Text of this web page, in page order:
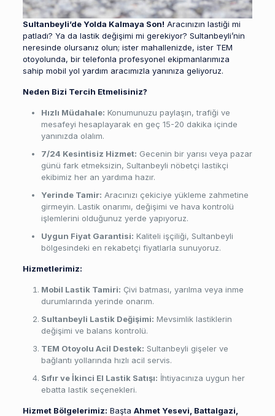
Sultanbeyli’de Yolda Kalmaya Son! Aracınızın lastiği mi
patladı? Ya da lastik değişimi mi gerekiyor? Sultanbeyli’nin
neresinde olursanız olun; ister mahallenizde, ister TEM
otoyolunda, bir telefonla profesyonel ekipmanlarımıza
sahip mobil yol yardım aracımızla yanınıza geliyoruz.
Neden Bizi Tercih Etmelisiniz?
Hızlı Müdahale: Konumunuzu paylaşın, trafiği ve
mesafeyi hesaplayarak en geç 15-20 dakika içinde
yanınızda olalım.
7/24 Kesintisiz Hizmet: Gecenin bir yarısı veya pazar
günü fark etmeksizin, Sultanbeyli nöbetçi lastikçi
ekibimiz her an yardıma hazır.
Yerinde Tamir: Aracınızı çekiciye yükleme zahmetine
girmeyin. Lastik onarımı, değişimi ve hava kontrolü
işlemlerini olduğunuz yerde yapıyoruz.
Uygun Fiyat Garantisi: Kaliteli işçiliği, Sultanbeyli
bölgesindeki en rekabetçi fiyatlarla sunuyoruz.
Hizmetlerimiz:
Mobil Lastik Tamiri: Çivi batması, yarılma veya inme
durumlarında yerinde onarım.
Sultanbeyli Lastik Değişimi: Mevsimlik lastiklerin
değişimi ve balans kontrolü.
TEM Otoyolu Acil Destek: Sultanbeyli gişeler ve
bağlantı yollarında hızlı acil servis.
Sıfır ve İkinci El Lastik Satışı: İhtiyacınıza uygun her
ebatta lastik seçenekleri.
Hizmet Bölgelerimiz: Başta Ahmet Yesevi, Battalgazi,